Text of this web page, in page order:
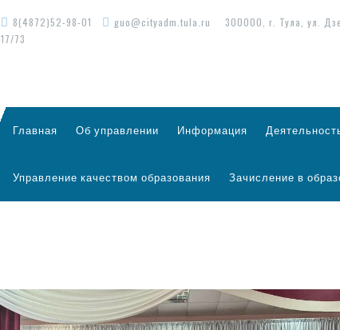
8(4872)52-98-01 guo@cityadm.tula.ru
300000, г. Тула, ул.
17/73
Главная Об управлении Информация
Управление качеством образования Зачисление в